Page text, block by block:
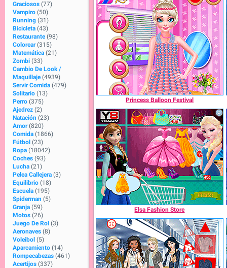
Graciosos (77)
Vampiro (50)
Running (31)
Bicicleta (43)
Restaurante (98)
Colorear (315)
Matemática (21)
Zombi (33)
Cambio De Look /
Maquillaje (4939)
Servir Comida (479)
Solitario (13)
Perro (375)
Ajedrez (2)
Natación (23)
Amor (820)
Comida (1866)
Fútbol (23)
Ropa (18042)
Coches (93)
Lucha (21)
Pelea Callejera (3)
Equilibrio (18)
Escuela (195)
Spiderman (5)
Granja (59)
Motos (26)
Juego De Rol (3)
Aeronaves (8)
Voleibol (5)
Aparcamiento (14)
Rompecabezas (461)
Acertijos (337)
Princess Balloon Festival
Elsa Fashion Store